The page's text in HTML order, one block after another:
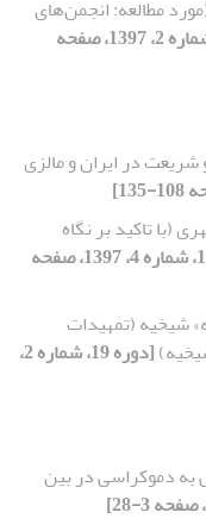
مطالعه: انجمن‌های
[دوره 19، شماره 2، 1397، صفحه
در ایران و مالزی
(با تاکید بر نگاه
[دوره 19، شماره 4، 1397، صفحه
شیخیه (تمهیدات
[دوره 19، شماره 2،
به دموکراسی در بین